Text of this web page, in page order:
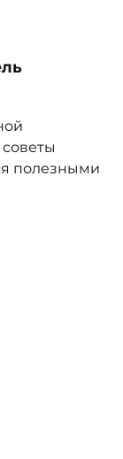
полезными